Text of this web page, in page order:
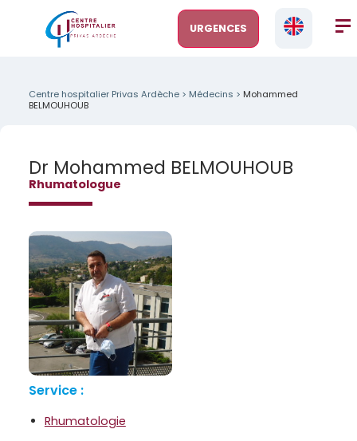
URGENCES
Centre hospitalier Privas Ardèche> Médecins > Mohammed
BELMOUHOUB
Dr Mohammed BELMOUHOUB
Rhumatologue
Service :
Rhumatologie